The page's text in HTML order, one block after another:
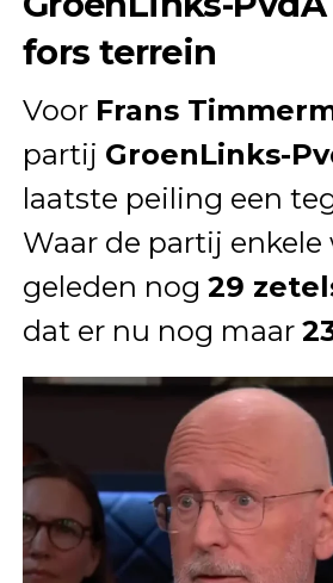
fors terrein
Voor Frans
partij GroenLinks-
laatste peiling een
Waar de partij enkele
geleden nog 29
dat er nu nog maar